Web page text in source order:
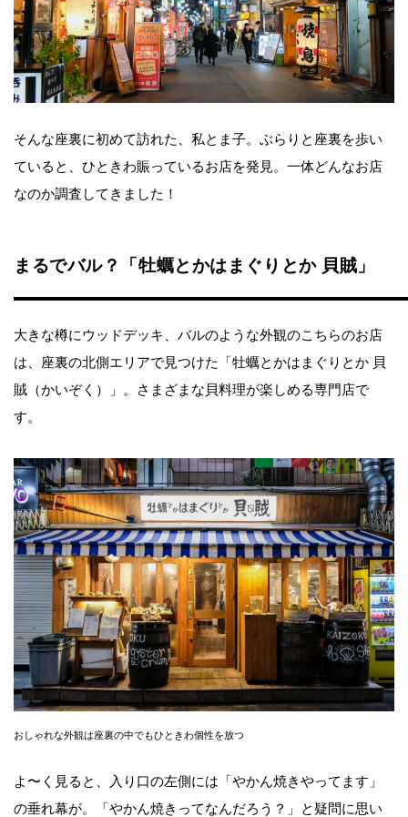
そんな座裏に初めて訪れた、私とま子。ぶらりと座裏を歩い
ていると、ひときわ賑っているお店を発見。一体どんなお店
なのか調査してきました！
まるでバル？「牡蠣とかはまぐりとか 貝賊」
大きな樽にウッドデッキ、バルのような外観のこちらのお店
は、座裏の北側エリアで見つけた「牡蠣とかはまぐりとか 貝
賊（かいぞく）」。さまざまな貝料理が楽しめる専門店で
す。
おしゃれな外観は座裏の中でもひときわ個性を放つ
よ〜く見ると、入り口の左側には「やかん焼きやってます」
の垂れ幕が。「やかん焼きってなんだろう？」と疑問に思い